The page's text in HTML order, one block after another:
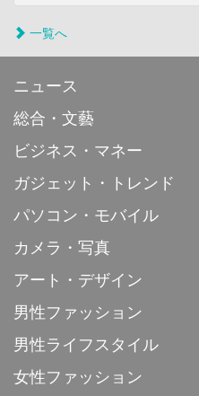
一覧へ
ニュース
総合・文藝
ビジネス・マネー
ガジェット・トレンド
パソコン・モバイル
カメラ・写真
アート・デザイン
男性ファッション
男性ライフスタイル
女性ファッション